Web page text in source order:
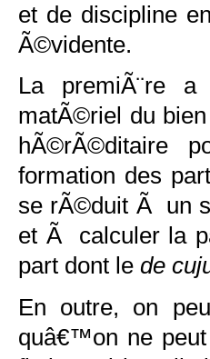
et de discipline
Ã©vidente.
La premiÃ¨re
matÃ©riel du
hÃ©rÃ©ditaire
formation des
se rÃ©duit Ã un
et Ã calculer la
part dont le de
En outre, on
quâ€™on ne